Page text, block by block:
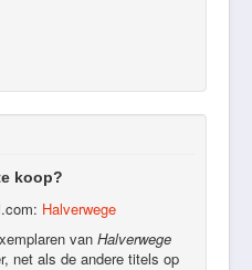
koop?
Halverwege
van Halverwege
net als de andere titels op